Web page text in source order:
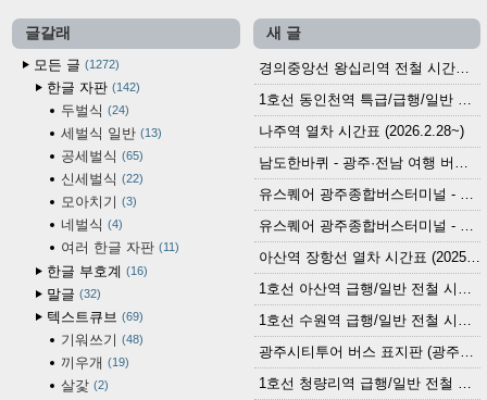
글갈래
모든 글
1272
한글 자판 142
두벌식 24
세벌식 일반 13
공세벌식 65
신세벌식 22
모아치기 3
네벌식 4
여러 한글 자판 11
한글 부호계 16
말글 32
텍스트큐브 69
기워쓰기 48
끼우개 19
살갗 2
새 글
경의중앙선 왕십리역 전철 시간표 (2026.4.20~)
1호선 동인천역 특급/급행/일반 전철 시간표 (2026.2.28~)
나주역 열차 시간표 (2026.2.28~)
남도한바퀴 - 광주·전남 여행 버스 노선 (2026.3.1~5.31)
유스퀘어 광주종합버스터미널 - 곡성,순천／화순,보성,율포 방면 시외버스 시간표 (2026.1.31)
유스퀘어 광주종합버스터미널 - 담양, 순창, 남원, 무주, 장수, 거창, 대구 방면 시외버스 시간표 (2026...
아산역 장항선 열차 시간표 (2025.12.30 기준) (무궁화호, ITX-마음, 새마을호, 서해금빛열차)
1호선 아산역 급행/일반 전철 시간표 (2025.12.30~)
1호선 수원역 급행/일반 전철 시간표 (2025.12.30~)
광주시티투어 버스 표지판 (광주역 정류장) (2024?)
1호선 청량리역 급행/일반 전철 시간표 · 노선도 (2025.12.30~)